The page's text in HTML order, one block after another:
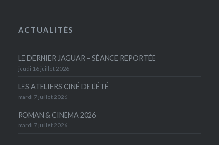
ACTUALITÉS
LE DERNIER JAGUAR – SÉANCE REPORTÉE
jeudi 16 juillet 2026
LES ATELIERS CINÉ DE L’ÉTÉ
mardi 7 juillet 2026
ROMAN & CINEMA 2026
mardi 7 juillet 2026